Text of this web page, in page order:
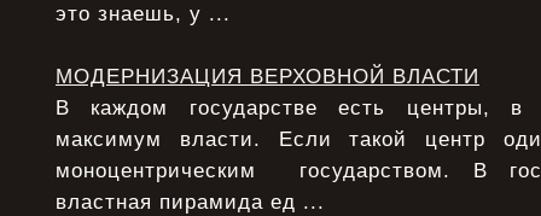
это знаешь, у ...
МОДЕРНИЗАЦИЯ ВЕРХОВНОЙ ВЛАСТИ
В каждом государстве есть центры, в
максимум власти. Если такой центр
моноцентрическим государством. В
властная пирамида ед ...